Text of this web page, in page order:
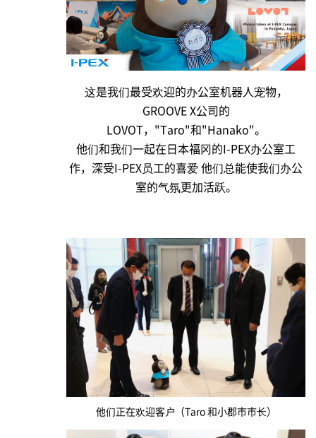
这是我们最受欢迎的办公室机器人宠物，
GROOVE X公司的
LOVOT，"Taro"和"Hanako"。
他们和我们一起在日本福冈的I-PEX办公室工
作，深受I-PEX员工的喜爱 他们总能使我们办公
室的气氛更加活跃。
他们正在欢迎客户（Taro 和小郡市市长）